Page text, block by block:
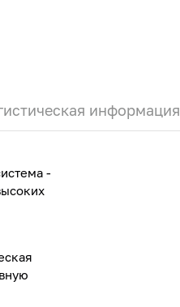
информация
-